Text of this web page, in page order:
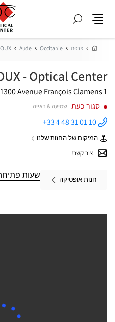
חפש
בית צרפת Occitanie
Aude
- Optical Center
1 Avenue François Clamens
LIMOUX
סגור כעת שמיעה & ראייה
התקשר
לחנות
Opticien
LIMOUX -
Optical
+33 4 48 31 01 10
המיקום של החנות שלנו של
Opticien
LIMOUX
Center
צור קשר!
חנות אופטיקה
שעות